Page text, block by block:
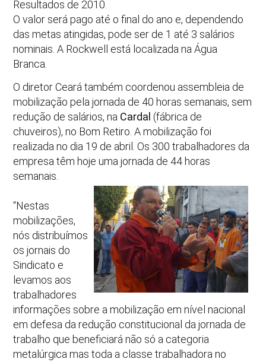
Resultados de 2010.
O valor será pago até o final do ano e, dependendo
das metas atingidas, pode ser de 1 até 3 salários
nominais. A Rockwell está localizada na Água
Branca.
O diretor Ceará também coordenou assembleia de
mobilização pela jornada de 40 horas semanais, sem
redução de salários, na Cardal (fábrica de
chuveiros), no Bom Retiro. A mobilização foi
realizada no dia 19 de abril. Os 300 trabalhadores da
empresa têm hoje uma jornada de 44 horas
semanais.
“Nestas
mobilizações,
nós distribuímos
os jornais do
Sindicato e
levamos aos
trabalhadores
informações sobre a mobilização em nível nacional
em defesa da redução constitucional da jornada de
trabalho que beneficiará não só a categoria
metalúrgica mas toda a classe trabalhadora no